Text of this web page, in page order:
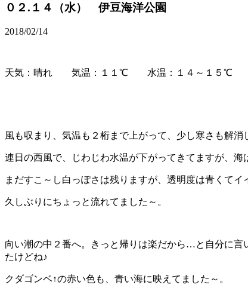
０２.１４（水） 伊豆海洋公園
2018/02/14
天気：晴れ 気温：１１℃ 水温：１４～１５℃
風も収まり、気温も２桁まで上がって、少し寒さも解消
連日の西風で、じわじわ水温が下がってきてますが、海
まだすこ～し白っぽさは残りますが、透明度は青くてイ
久しぶりにちょっと流れてました～。
向い潮の中２番へ。きっと帰りは楽だから…と自分に
たけどね♪
クダゴンベ↑の赤い色も、青い海に映えてました～。